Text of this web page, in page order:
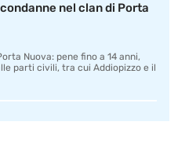
nel clan di Porta
Nuova: pene fino a 14 anni,
parti civili, tra cui Addiopizzo e il